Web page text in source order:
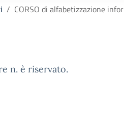
CORSO di alfabetizzazione
n. è riservato.